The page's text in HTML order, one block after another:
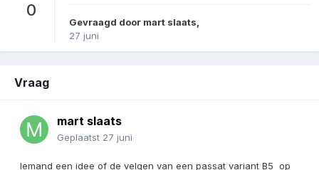
0
Gevraagd door mart slaats,
27 juni
Vraag
mart slaats
Geplaatst 27 juni
Iemand een idee of de velgen van een passat variant B5 op